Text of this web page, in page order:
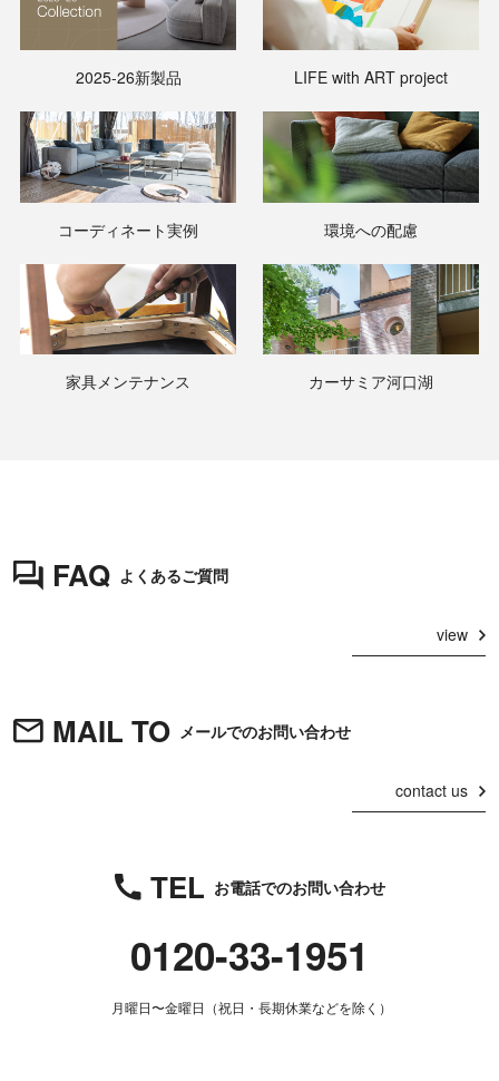
2025-26新製品 LIFE with ART project
コーディネート実例 環境への配慮
家具メンテナンス カーサミア河口湖
FAQ よくあるご質問
view
MAIL TO メールでのお問い合わせ
contact us
TEL お電話でのお問い合わせ
0120-33-1951
月曜日〜金曜日（祝日・長期休業などを除く）